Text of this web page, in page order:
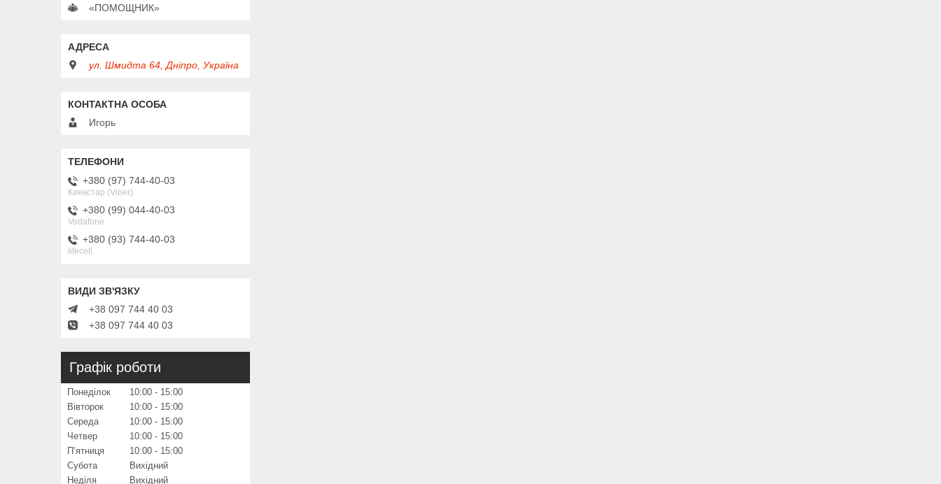
«ПОМОЩНИК»
ул. Шмидта 64, Дніпро, Україна
Игорь
+380 (97) 744-40-03
Киевстар (Viber)
+380 (99) 044-40-03
Vodafone
+380 (93) 744-40-03
lifecell
+38 097 744 40 03
+38 097 744 40 03
Графік роботи
Понеділок 10:00
15:00
Вівторок
10:00
15:00
Середа
10:00
15:00
Четвер
10:00
15:00
Пʼятниця
10:00
15:00
Субота
Вихідний
Неділя
Вихідний